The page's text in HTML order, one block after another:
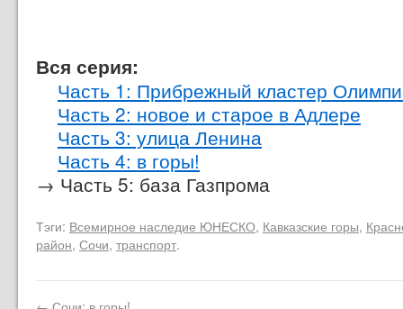
Вся серия:
Часть 1: Прибрежный кластер
Часть 2: новое и старое в Адлере
Часть 3: улица Ленина
Часть 4: в горы!
→ Часть 5: база Газпрома
Тэги: Всемирное наследие ЮНЕСКО, Кавказские горы,
район, Сочи, транспорт.